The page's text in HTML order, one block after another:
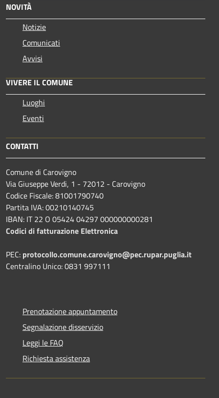
NOVITÀ
Notizie
Comunicati
Avvisi
VIVERE IL COMUNE
Luoghi
Eventi
CONTATTI
Comune di Carovigno
Via Giuseppe Verdi, 1 - 72012 - Carovigno
Codice Fiscale: 81001790740
Partita IVA: 00210140745
IBAN: IT 22 O 05424 04297 000000000281
Codici di fatturazione Elettronica
PEC: protocollo.comune.carovigno@pec.rupar.puglia.it
Centralino Unico: 0831 997111
Prenotazione appuntamento
Segnalazione disservizio
Leggi le FAQ
Richiesta assistenza